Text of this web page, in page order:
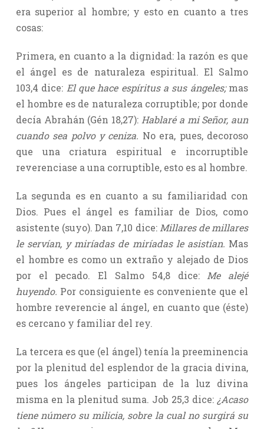
era superior al hombre; y esto en cuanto a tres
cosas:
Primera, en cuanto a la dignidad: la razón es que
el ángel es de naturaleza espiritual. El Salmo
103,4 dice: El que hace espíritus a sus ángeles;mas
el hombre es de naturaleza corruptible; por donde
decía Abrahán (Gén 18,27): Hablaré a mi Señor, aun
cuando sea polvo y ceniza. No era, pues, decoroso
que una criatura espiritual e incorruptible
reverenciase a una corruptible, esto es al hombre.
La segunda es en cuanto a su familiaridad con
Dios. Pues el ángel es familiar de Dios, como
asistente (suyo). Dan 7,10 dice: Millares de millares
le servían, y miríadas de miríadas le asistían. Mas
el hombre es como un extraño y alejado de Dios
por el pecado. El Salmo 54,8 dice: Me alejé
huyendo. Por consiguiente es conveniente que el
hombre reverencie al ángel, en cuanto que (éste)
es cercano y familiar del rey.
La tercera es que (el ángel) tenía la preeminencia
por la plenitud del esplendor de la gracia divina,
pues los ángeles participan de la luz divina
misma en la plenitud suma. Job 25,3 dice: ¿Acaso
tiene número su milicia, sobre la cual no surgirá su